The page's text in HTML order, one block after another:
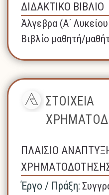
ΔΙΔΑΚΤΙΚΟ ΒΙΒΛΙΟ
Άλγεβρα (A΄
Βιβλίο μαθητή/
ΣΤΟΙΧΕΙΑ
ΠΛΑΙΣΙΟ
Έργο / Πράξη: